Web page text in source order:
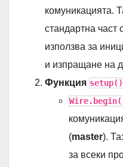
    Serial.
else
delay(2000 );
комуникацията.
стандартна част
използва за
и изпращане на
Функция setup()
(master).
за всеки